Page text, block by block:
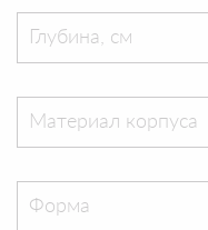
Глубина, см
Материал корпуса
Форма